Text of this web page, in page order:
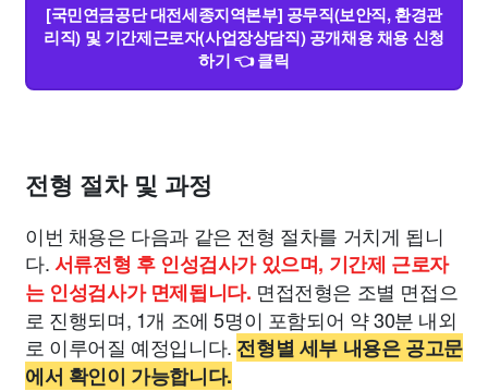
[국민연금공단 대전세종지역본부] 공무직(보안직, 환경관
리직) 및 기간제근로자(사업장상담직) 공개채용 채용 신청
하기 👈 클릭
전형 절차 및 과정
이번 채용은 다음과 같은 전형 절차를 거치게 됩니
다.서류전형 후 인성검사가 있으며, 기간제 근로자
는 인성검사가 면제됩니다. 면접전형은 조별 면접으
로 진행되며, 1개 조에 5명이 포함되어 약 30분 내외
로 이루어질 예정입니다. 전형별 세부 내용은 공고문
에서 확인이 가능합니다.